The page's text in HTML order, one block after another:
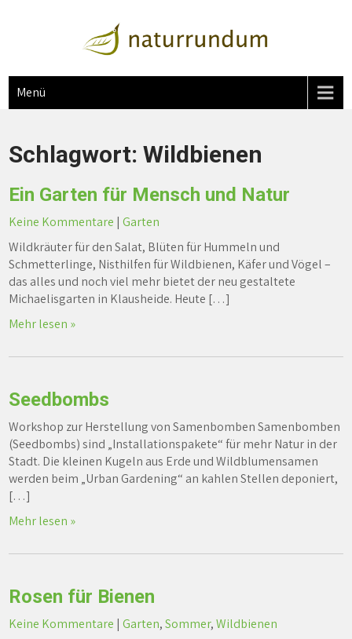
naturrundum
Menü
Schlagwort:Wildbienen
Ein Garten für Mensch und Natur
Keine Kommentare |Garten
Wildkräuter für den Salat, Blüten für Hummeln und
Schmetterlinge, Nisthilfen für Wildbienen, Käfer und Vögel –
das alles und noch viel mehr bietet der neu gestaltete
Michaelisgarten in Klausheide. Heute […]
Mehr lesen »
Seedbombs
Workshop zur Herstellung von Samenbomben Samenbomben
(Seedbombs) sind „Installationspakete“ für mehr Natur in der
Stadt. Die kleinen Kugeln aus Erde und Wildblumensamen
werden beim „Urban Gardening“ an kahlen Stellen deponiert,
[…]
Mehr lesen »
Rosen für Bienen
Keine Kommentare |Garten,Sommer,Wildbienen